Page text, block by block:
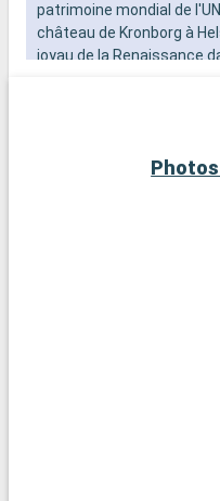
patrimoine mondial de
château de Kronborg à
joyau de la Renaissance